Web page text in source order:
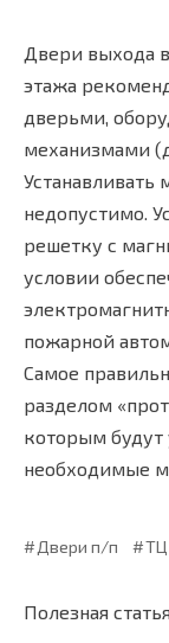
Двери выхода
этажа
дверьми,
механизмами
недопустимо.
решетку с
условии
пожарной
Самое
разделом
которым
необходимые
Двери п/п ТЦ
Полезная